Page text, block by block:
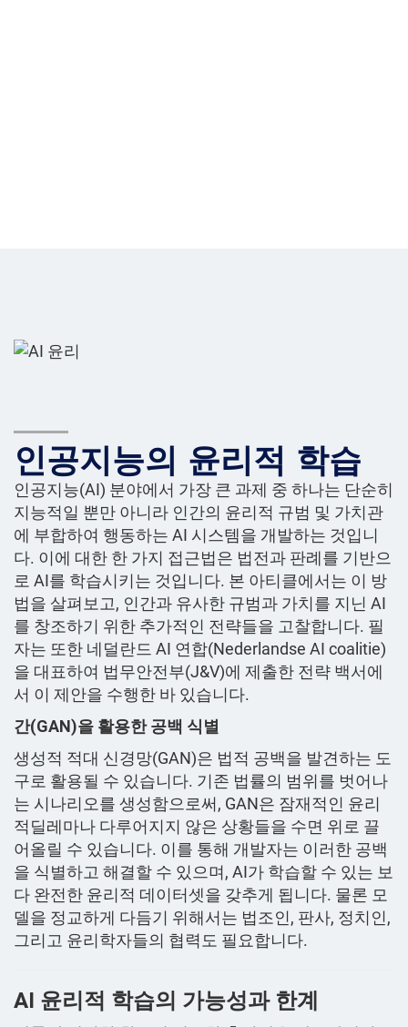
인공지능의 윤리적 학습
인공지능(AI) 분야에서 가장 큰 과제 중 하나는 단순히
지능적일 뿐만 아니라 인간의 윤리적 규범 및 가치관
에 부합하여 행동하는 AI 시스템을 개발하는 것입니
다. 이에 대한 한 가지 접근법은 법전과 판례를 기반으
로 AI를 학습시키는 것입니다. 본 아티클에서는 이 방
법을 살펴보고, 인간과 유사한 규범과 가치를 지닌 AI
를 창조하기 위한 추가적인 전략들을 고찰합니다. 필
자는 또한 네덜란드 AI 연합(Nederlandse AI coalitie)
을 대표하여 법무안전부(J&V)에 제출한 전략 백서에
서 이 제안을 수행한 바 있습니다.
간(GAN)을 활용한 공백 식별
생성적 적대 신경망(GAN)은 법적 공백을 발견하는 도
구로 활용될 수 있습니다. 기존 법률의 범위를 벗어나
는 시나리오를 생성함으로써, GAN은 잠재적인 윤리
적딜레마나 다루어지지 않은 상황들을 수면 위로 끌
어올릴 수 있습니다. 이를 통해 개발자는 이러한 공백
을 식별하고 해결할 수 있으며, AI가 학습할 수 있는 보
다 완전한 윤리적 데이터셋을 갖추게 됩니다. 물론 모
델을 정교하게 다듬기 위해서는 법조인, 판사, 정치인,
그리고 윤리학자들의 협력도 필요합니다.
AI 윤리적 학습의 가능성과 한계